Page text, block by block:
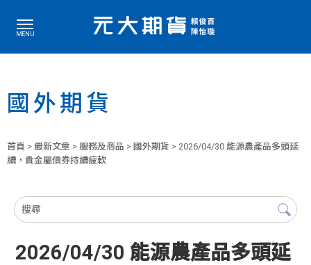
國外期貨
首頁 > 最新文章 > 服務及商品 > 國外期貨 > 2026/04/30 能源農產品多頭延
續，貴金屬債券持續疲軟
2026/04/30 能源農產品多頭延